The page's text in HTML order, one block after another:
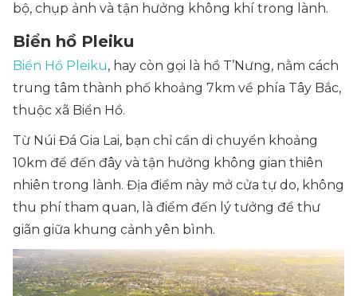
bộ, chụp ảnh và tận hưởng không khí trong lành.
Biển hồ Pleiku
Biển Hồ Pleiku, hay còn gọi là hồ T’Nưng, nằm cách
trung tâm thành phố khoảng 7km về phía Tây Bắc,
thuộc xã Biển Hồ.
Từ Núi Đá Gia Lai, bạn chỉ cần di chuyển khoảng
10km để đến đây và tận hưởng không gian thiên
nhiên trong lành. Địa điểm này mở cửa tự do, không
thu phí tham quan, là điểm đến lý tưởng để thư
giãn giữa khung cảnh yên bình.